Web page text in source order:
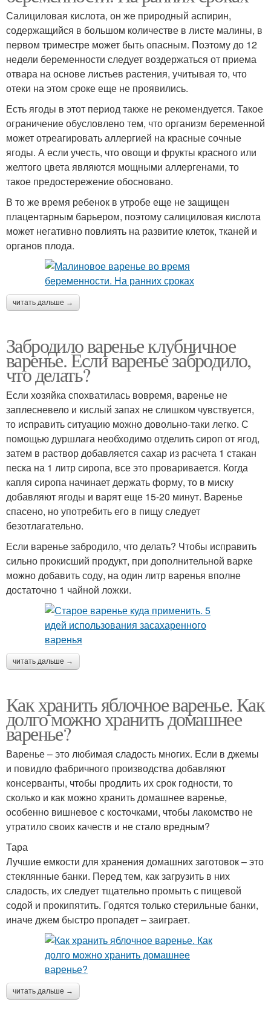
Салициловая кислота, он же природный аспирин,
содержащийся в большом количестве в листе малины, в
первом триместре может быть опасным. Поэтому до 12
недели беременности следует воздержаться от приема
отвара на основе листьев растения, учитывая то, что
отеки на этом сроке еще не проявились.
Есть ягоды в этот период также не рекомендуется. Такое
ограничение обусловлено тем, что организм беременной
может отреагировать аллергией на красные сочные
ягоды. А если учесть, что овощи и фрукты красного или
желтого цвета являются мощными аллергенами, то
такое предостережение обосновано.
В то же время ребенок в утробе еще не защищен
плацентарным барьером, поэтому салициловая кислота
может негативно повлиять на развитие клеток, тканей и
органов плода.
читать дальше →
Забродило варенье клубничное
варенье. Если варенье забродило,
что делать?
Если хозяйка спохватилась вовремя, варенье не
заплесневело и кислый запах не слишком чувствуется,
то исправить ситуацию можно довольно-таки легко. С
помощью дуршлага необходимо отделить сироп от ягод,
затем в раствор добавляется сахар из расчета 1 стакан
песка на 1 литр сиропа, все это проваривается. Когда
капля сиропа начинает держать форму, то в миску
добавляют ягоды и варят еще 15-20 минут. Варенье
спасено, но употребить его в пищу следует
безотлагательно.
Если варенье забродило, что делать? Чтобы исправить
сильно прокисший продукт, при дополнительной варке
можно добавить соду, на один литр варенья вполне
достаточно 1 чайной ложки.
читать дальше →
Как хранить яблочное варенье. Как
долго можно хранить домашнее
варенье?
Варенье – это любимая сладость многих. Если в джемы
и повидло фабричного производства добавляют
консерванты, чтобы продлить их срок годности, то
сколько и как можно хранить домашнее варенье,
особенно вишневое с косточками, чтобы лакомство не
утратило своих качеств и не стало вредным?
Тара
Лучшие емкости для хранения домашних заготовок – это
стеклянные банки. Перед тем, как загрузить в них
сладость, их следует тщательно промыть с пищевой
содой и прокипятить. Годятся только стерильные банки,
иначе джем быстро пропадет – заиграет.
читать дальше →